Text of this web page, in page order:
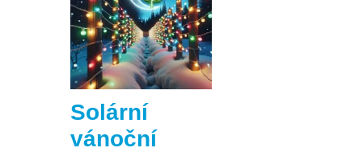
Solární
vánoční